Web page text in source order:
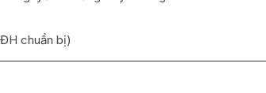
chuẩn bị)